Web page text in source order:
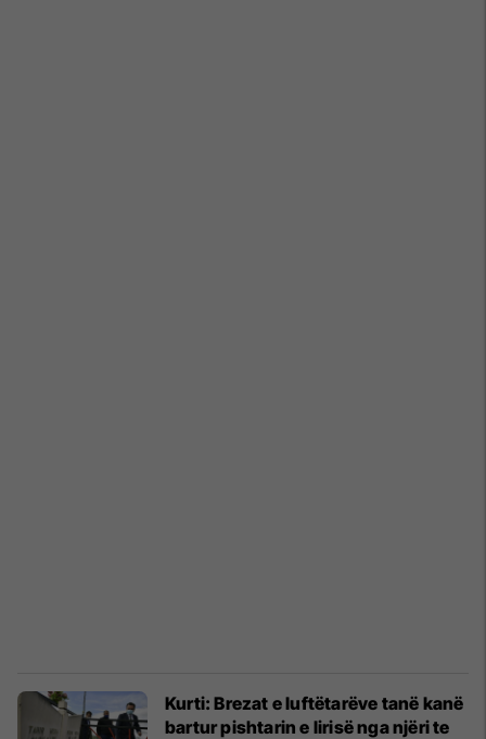
Kurti: Brezat e luftëtarëve tanë kanë
bartur pishtarin e lirisë nga njëri te